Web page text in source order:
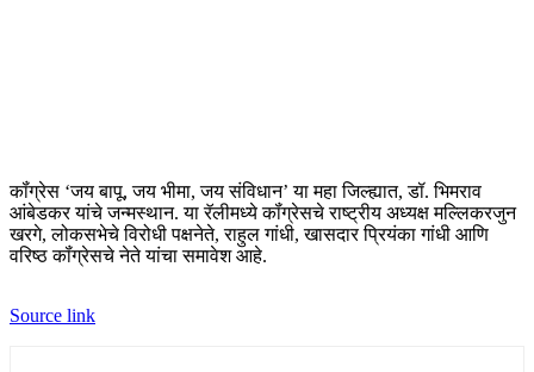
कॉंग्रेस ‘जय बापू, जय भीमा, जय संविधान’ या महा जिल्ह्यात, डॉ. भिमराव
आंबेडकर यांचे जन्मस्थान. या रॅलीमध्ये कॉंग्रेसचे राष्ट्रीय अध्यक्ष मल्लिकरजुन
खरगे, लोकसभेचे विरोधी पक्षनेते, राहुल गांधी, खासदार प्रियंका गांधी आणि
वरिष्ठ कॉंग्रेसचे नेते यांचा समावेश आहे.
Source link